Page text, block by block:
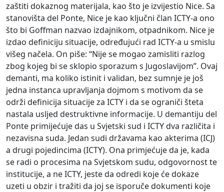
zaštiti dokaznog materijala, kao što je izvijestio Nice. Sa
stanovišta del Ponte, Nice je kao ključni član ICTY-a ono
što bi Goffman nazvao izdajnikom, otpadnikom. Nice je
izdao definiciju situacije, određujući rad ICTY-a u smislu
višeg načela. On piše: “Nije se mogao zamisliti razlog
zbog kojeg bi se sklopio sporazum s Jugoslavijom”. Ovaj
demanti, ma koliko istinit i validan, bez sumnje je još
jedna instanca upravljanja dojmom s motivom da se
održi definicija situacije za ICTY i da se ograniči šteta
nastala usljed destruktivne informacije. U demantiju del
Ponte primijećuje das u Svjetski sud i ICTY dva različita i
nezavisna suda. Jedan sudi državama kao akterima (ICJ)
a drugi pojedincima (ICTY). Ona primjećuje da je, kada
se radi o procesima na Svjetskom sudu, odgovornost te
institucije, a ne ICTY, jeste da odredi koje će dokaze
uzeti u obzir i tražiti da joj se isporuče dokumenti koje